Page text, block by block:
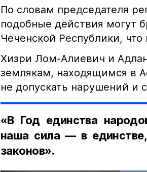
По словам председателя
подобные действия могут
Чеченской Республики,
Хизри Лом-Алиевич и
землякам, находящимся в
не допускать нарушений и
«В Год единства
наша сила — в
законов».